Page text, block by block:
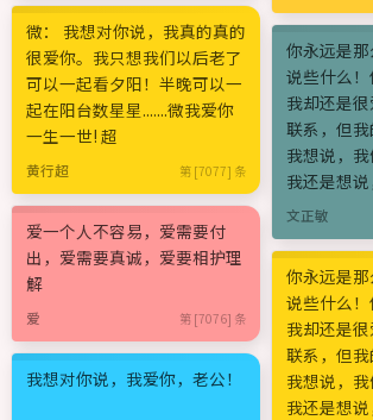
微： 我想对你说，我真的真的
很爱你。我只想我们以后老了
可以一起看夕阳！半晚可以一
起在阳台数星星.......微我爱你
一生一世! 超
黄行超 第 [7077] 条
爱一个人不容易，爱需要付
出，爱需要真诚，爱要相护理
解
爱 第 [7076] 条
我想对你说，我爱你，老公！
你永远是
说些什么
我却还是
联系，但我
我想说，
我还是想说
文正敏
你永远是
说些什么
我却还是
联系，但我
我想说，
我还是想说